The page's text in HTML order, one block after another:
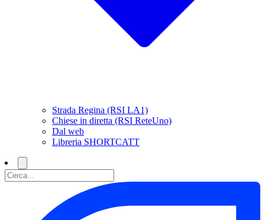
Strada Regina (RSI LA1)
Chiese in diretta (RSI ReteUno)
Dal web
Libreria SHORTCATT